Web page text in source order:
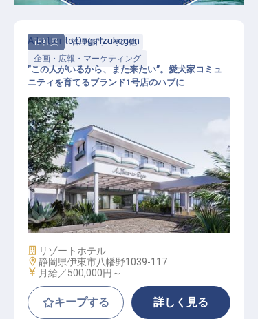
正社員
管理部門・その他
企画・広報・マーケティング
コミュニティマネージャー│月給50
万円〜／2027年春開業プレミアムド
ッグリゾート
A Letter to Dogs Izukogen
”この人がいるから、また来たい”。愛犬家コミュ
ニティを育てるブランド1号店のハブに
施設業態
リゾートホテル
勤務地
静岡県伊東市八幡野1039-117
給与
月給／500,000円～
キープする 詳しく見る